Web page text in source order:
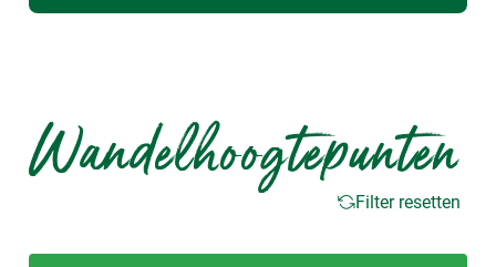
Wandelhoogtepunten
Filter resetten